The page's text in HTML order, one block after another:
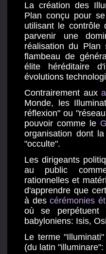
La création des
Plan conçu pour
utilisant le contrôle
parvenir une
réalisation du Plan
flambeau de
élite héréditaire
évolutions
Contrairement aux
Monde, les
réflexion" ou
pouvoir comme le
organisation dont
"occulte".
Les dirigeants
au public
rationnelles et
d'apprendre que
à descérémonies
où se
babyloniens: Isis,
Le terme
(du latin